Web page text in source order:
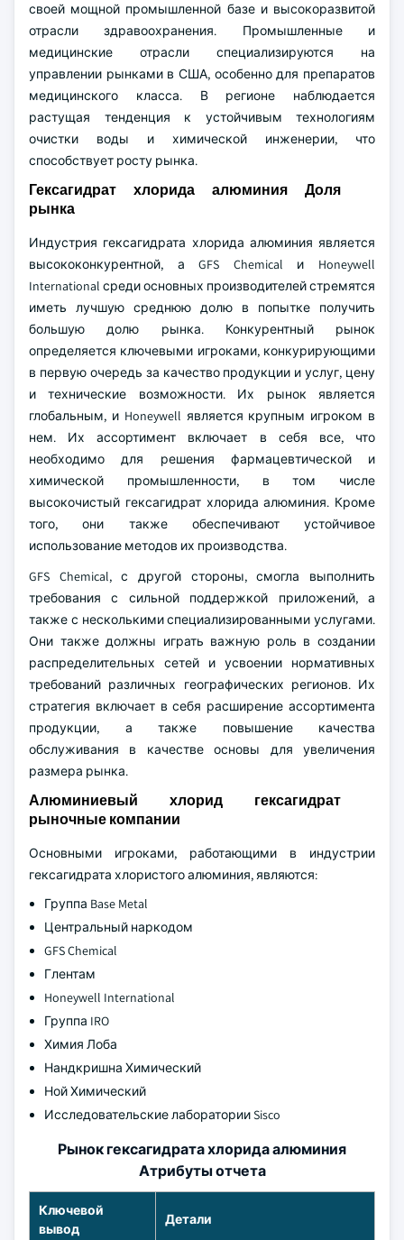
своей мощной промышленной базе и высокоразвитой
отрасли здравоохранения. Промышленные и
медицинские отрасли специализируются на
управлении рынками в США, особенно для препаратов
медицинского класса. В регионе наблюдается
растущая тенденция к устойчивым технологиям
очистки воды и химической инженерии, что
способствует росту рынка.
Гексагидрат хлорида алюминия Доля
рынка
Индустрия гексагидрата хлорида алюминия является
высококонкурентной, а GFS Chemical и Honeywell
International среди основных производителей стремятся
иметь лучшую среднюю долю в попытке получить
большую долю рынка. Конкурентный рынок
определяется ключевыми игроками, конкурирующими
в первую очередь за качество продукции и услуг, цену
и технические возможности. Их рынок является
глобальным, и Honeywell является крупным игроком в
нем. Их ассортимент включает в себя все, что
необходимо для решения фармацевтической и
химической промышленности, в том числе
высокочистый гексагидрат хлорида алюминия. Кроме
того, они также обеспечивают устойчивое
использование методов их производства.
GFS Chemical, с другой стороны, смогла выполнить
требования с сильной поддержкой приложений, а
также с несколькими специализированными услугами.
Они также должны играть важную роль в создании
распределительных сетей и усвоении нормативных
требований различных географических регионов. Их
стратегия включает в себя расширение ассортимента
продукции, а также повышение качества
обслуживания в качестве основы для увеличения
размера рынка.
Алюминиевый хлорид гексагидрат
рыночные компании
Основными игроками, работающими в индустрии
гексагидрата хлористого алюминия, являются:
Группа Base Metal
Центральный наркодом
GFS Chemical
Глентам
Honeywell International
Группа IRO
Химия Лоба
Нандкришна Химический
Ной Химический
Исследовательские лаборатории Sisco
Рынок гексагидрата хлорида алюминия
Атрибуты отчета
Ключевой
вывод
Детали